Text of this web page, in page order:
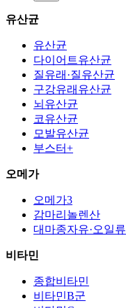
유산균
유산균
다이어트유산균
질유래·질유산균
구강유래유산균
뇌유산균
코유산균
모발유산균
부스터+
오메가
오메가3
감마리놀렌산
대마종자유·오일류
비타민
종합비타민
비타민B군